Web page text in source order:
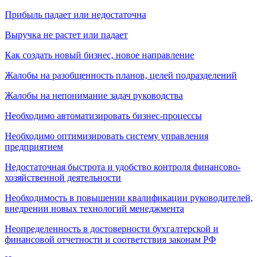
Прибыль падает или недостаточна
Выручка не растет или падает
Как создать новый бизнес, новое направление
Жалобы на разобщенность планов, целей подразделений
Жалобы на непонимание задач руководства
Необходимо автоматизировать бизнес-процессы
Необходимо оптимизировать систему управления
предприятием
Недостаточная быстрота и удобство контроля финансово-
хозяйственной деятельности
Необходимость в повышении квалификации руководителей,
внедрении новых технологий менеджмента
Неопределенность в достоверности бухгалтерской и
финансовой отчетности и соответствия законам РФ